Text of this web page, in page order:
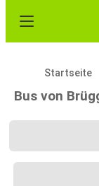
Startseite
Bus von